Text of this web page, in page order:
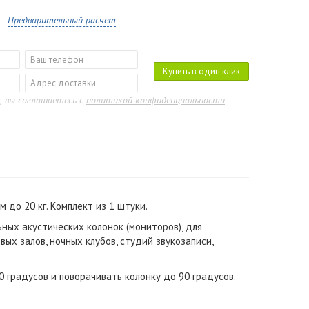
Предварительный расчет
Купить в один клик
вы соглашаетесь с политикой конфиденциальности
до 20 кг. Комплект из 1 штуки.
акустических колонок (мониторов), для
залов, ночных клубов, студий звукозаписи,
и поворачивать колонку до 90 градусов.